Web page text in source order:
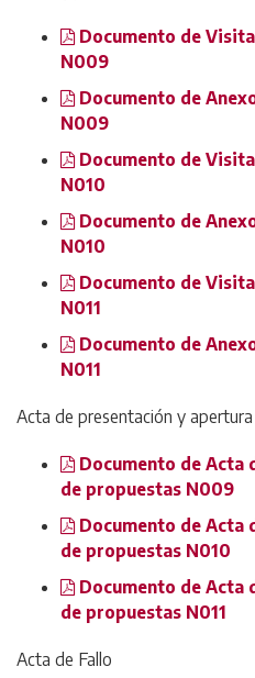
Documento de
N009
Documento de
N009
Documento de
N010
Documento de
N010
Documento de
N011
Documento de
N011
Acta de presentación y
Documento de Acta
de propuestas N009
Documento de Acta
de propuestas N010
Documento de Acta
de propuestas N011
Acta de Fallo